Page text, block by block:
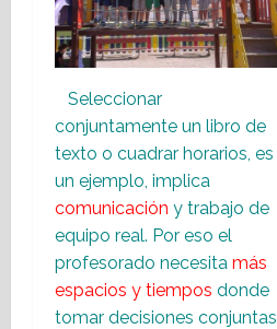
Seleccionar
conjuntamente un libro de
texto o cuadrar horarios, es
un ejemplo, implica
comunicación y trabajo de
equipo real. Por eso el
profesorado necesita más
espacios y tiempos donde
tomar decisiones conjuntas